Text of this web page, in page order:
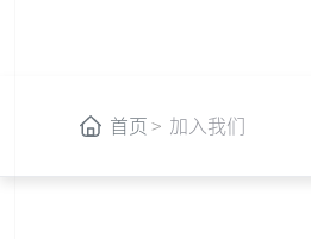
首页 加入我们